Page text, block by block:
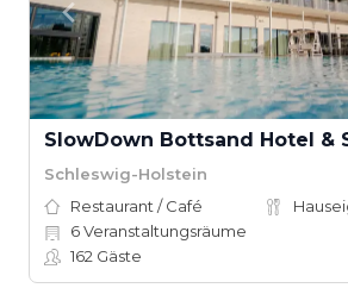
SlowDown Bottsand Hotel &
Schleswig-Holstein
Restaurant / Café
6Veranstaltungsräume
162 Gäste